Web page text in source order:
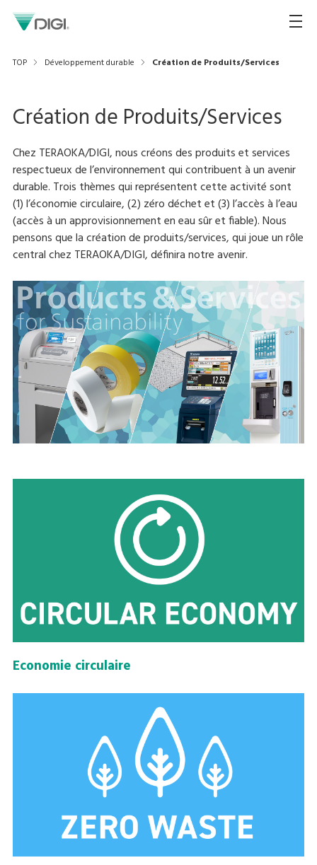
TOP Développement durable Création de Produits/Services
Création de Produits/Services
Chez TERAOKA/DIGI, nous créons des produits et services
respectueux de l’environnement qui contribuent à un avenir
durable. Trois thèmes qui représentent cette activité sont
(1) l’économie circulaire, (2) zéro déchet et (3) l’accès à l’eau
(accès à un approvisionnement en eau sûr et fiable). Nous
pensons que la création de produits/services, qui joue un rôle
central chez TERAOKA/DIGI, définira notre avenir.
Economie circulaire